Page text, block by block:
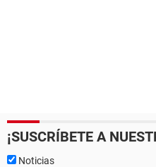
¡SUSCRÍBETE A
Noticias